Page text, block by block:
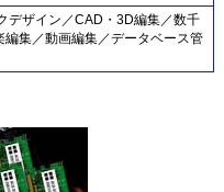
デザイン／CAD・3D編集／数千
集／動画編集／データベース管